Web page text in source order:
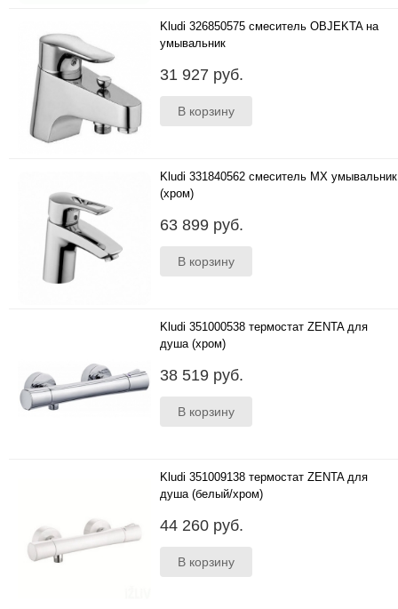
Kludi 326850575 смеситель OBJEKTA на
умывальник
31 927 руб.
Kludi 331840562 смеситель MX умывальник
(хром)
63 899 руб.
Kludi 351000538 термостат ZENTA для
душа (хром)
38 519 руб.
Kludi 351009138 термостат ZENTA для
душа (белый/хром)
44 260 руб.